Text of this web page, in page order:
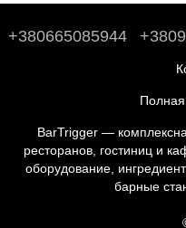
+380665085944
Полная
BarTrigger —
ресторанов, гостиниц и
оборудование,
барные